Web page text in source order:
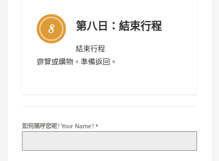
8 第八日：結束行程
結束行程
遊覽或購物。準備返回。
如何稱呼您呢? Your Name? *